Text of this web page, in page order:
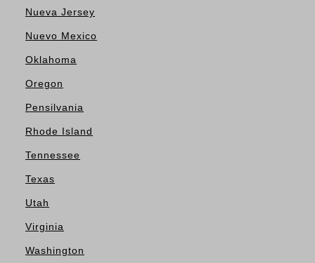
Nueva Jersey
Nuevo Mexico
Oklahoma
Oregon
Pensilvania
Rhode Island
Tennessee
Texas
Utah
Virginia
Washington